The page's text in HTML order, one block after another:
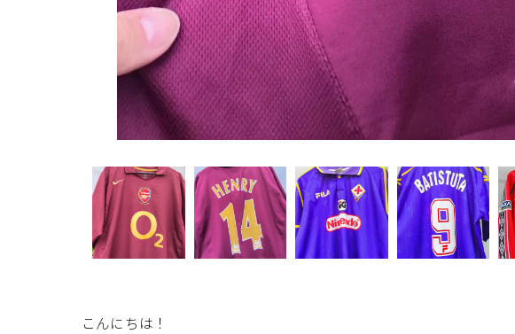
こんにちは！